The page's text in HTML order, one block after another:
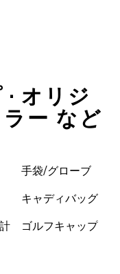
オリジ
ー など
手袋/グローブ
キャディバッグ
ゴルフキャップ